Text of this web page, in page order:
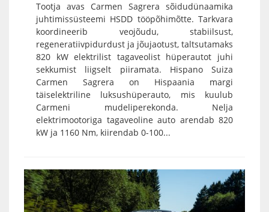
Tootja avas Carmen Sagrera sõidudünaamika
juhtimissüsteemi HSDD tööpõhimõtte. Tarkvara
koordineerib veojõudu, stabiilsust,
regeneratiivpidurdust ja jõujaotust, taltsutamaks
820 kW elektrilist tagaveolist hüperautot juhi
sekkumist liigselt piiramata. Hispano Suiza
Carmen Sagrera on Hispaania margi
täiselektriline luksushüperauto, mis kuulub
Carmeni mudeliperekonda. Nelja
elektrimootoriga tagaveoline auto arendab 820
kW ja 1160 Nm, kiirendab 0-100...